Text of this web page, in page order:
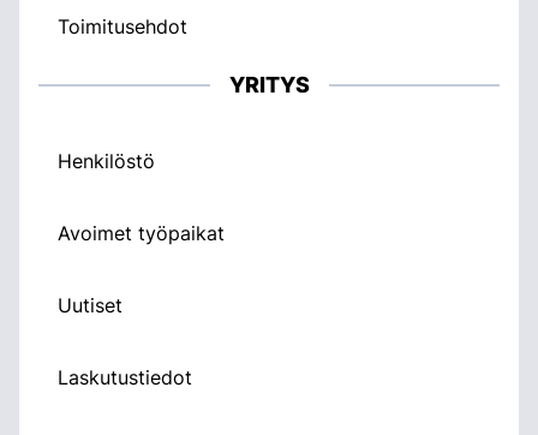
Toimitusehdot
YRITYS
Henkilöstö
Avoimet työpaikat
Uutiset
Laskutustiedot